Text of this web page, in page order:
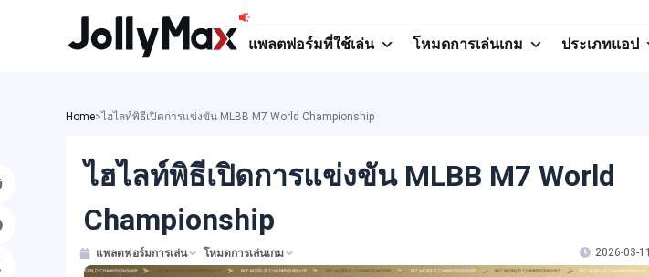
แพลตฟอร์มที่ใช้เล่น โหมดการเล่นเกม ประเภทแอป
Home>ไฮไลท์พิธีเปิดการแข่งขัน MLBB M7 World Championship
ไฮไลท์พิธีเปิดการแข่งขัน MLBB M7 World
Championship
แพลตฟอร์มการเล่น โหมดการเล่นเกม 2026-03-11